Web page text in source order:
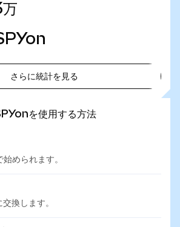
さらに統計を見る
を使用する方法
められます。
換します。